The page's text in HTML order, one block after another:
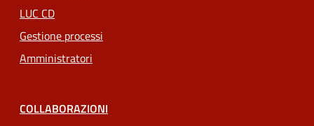
LUC CD
Gestione processi
Amministratori
COLLABORAZIONI